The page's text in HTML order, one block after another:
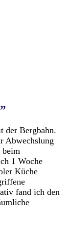
der Bergbahn.
Abwechslung
beim
1 Woche
Küche
fand ich den